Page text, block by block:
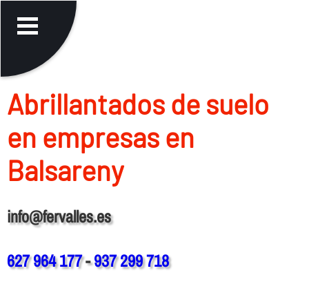
Abrillantados de suelo
en empresas en
Balsareny
info@fervalles.es
627 964 177-937 299 718